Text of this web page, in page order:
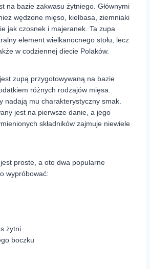
na bazie zakwasu żytniego. Głównymi
wędzone mięso, kiełbasa, ziemniaki
jak czosnek i majeranek. Ta zupa
element wielkanocnego stołu, lecz
w codziennej diecie Polaków.
zupą przygotowywaną na bazie
różnych rodzajów mięsa.
nadają mu charakterystyczny smak.
jest na pierwsze danie, a jego
składników zajmuje niewiele
proste, a oto dwa popularne
wypróbować:
żytni
boczku